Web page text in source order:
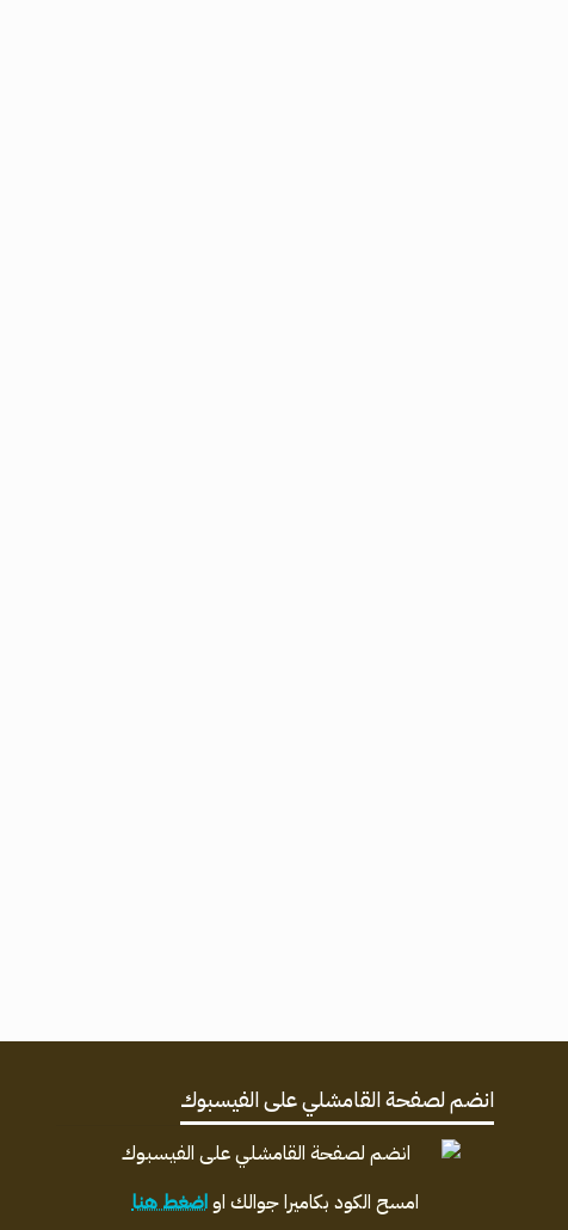
انضم لصفحة القامشلي على الفيسبوك
امسح الكود بكاميرا جوالك اواضغط هنا